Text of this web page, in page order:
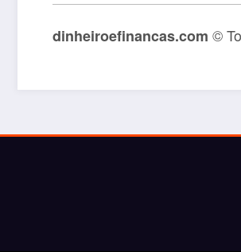
dinheiroefinancas.com ©